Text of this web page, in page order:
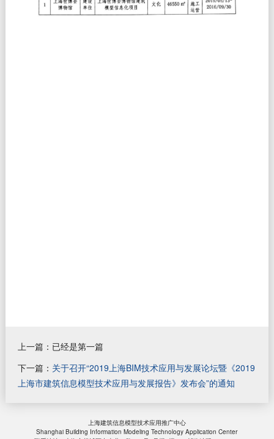
上一篇：已经是第一篇
下一篇： 关于召开“2019上海BIM技术应用与发展论坛暨《2019
上海市建筑信息模型技术应用与发展报告》发布会”的通知
上海建筑信息模型技术应用推广中心
Shanghai Building Information Modeling Technology Application Center